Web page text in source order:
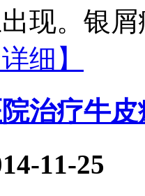
现。银
详细】
治疗牛皮
11-25